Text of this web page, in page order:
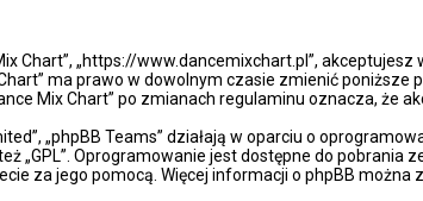
Chart”, „https://www.dancemixchart.pl”,
ma prawo w dowolnym czasie zmienić
Mix Chart” po zmianach regulaminu oznacza, że
„phpBB Teams” działają w oparciu o
„GPL”. Oprogramowanie jest dostępne do pobrania
za jego pomocą. Więcej informacji o phpBB można